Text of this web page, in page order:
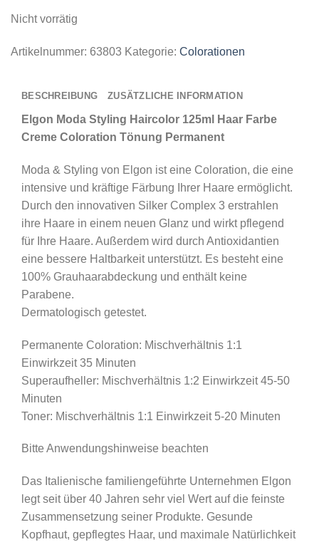
Nicht vorrätig
Artikelnummer: 63803 Kategorie: Colorationen
BESCHREIBUNG ZUSÄTZLICHE INFORMATION
Elgon Moda Styling Haircolor 125ml Haar Farbe
Creme Coloration Tönung Permanent
Moda & Styling von Elgon ist eine Coloration, die eine
intensive und kräftige Färbung Ihrer Haare ermöglicht.
Durch den innovativen Silker Complex 3 erstrahlen
ihre Haare in einem neuen Glanz und wirkt pflegend
für Ihre Haare. Außerdem wird durch Antioxidantien
eine bessere Haltbarkeit unterstützt. Es besteht eine
100% Grauhaarabdeckung und enthält keine
Parabene.
Dermatologisch getestet.
Permanente Coloration: Mischverhältnis 1:1
Einwirkzeit 35 Minuten
Superaufheller: Mischverhältnis 1:2 Einwirkzeit 45-50
Minuten
Toner: Mischverhältnis 1:1 Einwirkzeit 5-20 Minuten
Bitte Anwendungshinweise beachten
Das Italienische familiengeführte Unternehmen Elgon
legt seit über 40 Jahren sehr viel Wert auf die feinste
Zusammensetzung seiner Produkte. Gesunde
Kopfhaut, gepflegtes Haar, und maximale Natürlichkeit